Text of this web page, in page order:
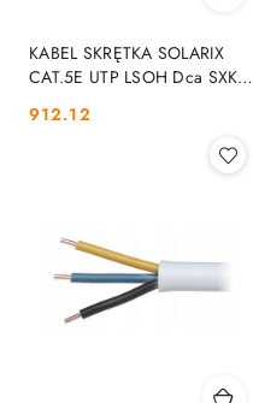
KABEL SKRĘTKA SOLARIX
CAT.5E UTP LSOH Dca SXKD-
SOLARIX
Cena:
912.12